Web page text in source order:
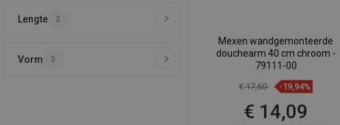
Lengte 2
Vorm 3
Mexen wandgemonteerde
douchearm 40 cm chroom -
79111-00
€ 17,60 -19,94%
€ 14,09